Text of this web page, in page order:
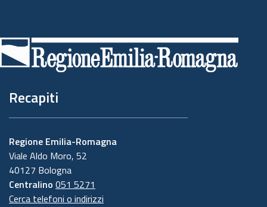
di
pagina
Recapiti
Regione Emilia-Romagna
Viale Aldo Moro, 52
40127 Bologna
Centralino 051 5271
Cerca telefoni o indirizzi